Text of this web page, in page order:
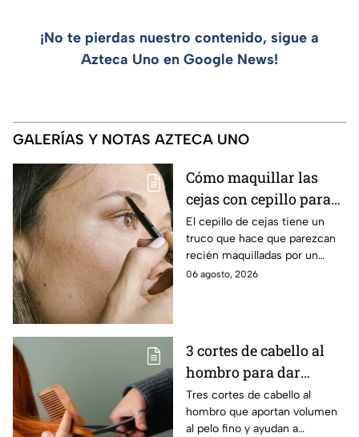
¡No te pierdas nuestro contenido, sigue a
Azteca Uno en Google News!
GALERÍAS Y NOTAS AZTECA UNO
Cómo maquillar las
cejas con cepillo para
que se vean esculpidas
y redefinidas: paso a
paso
El cepillo de cejas tiene un
truco que hace que parezcan
recién maquilladas por un
profesional
06 agosto, 2026
3 cortes de cabello al
hombro para dar
volumen al pelo fino
Tres cortes de cabello al
hombro que aportan volumen
al pelo fino y ayudan a